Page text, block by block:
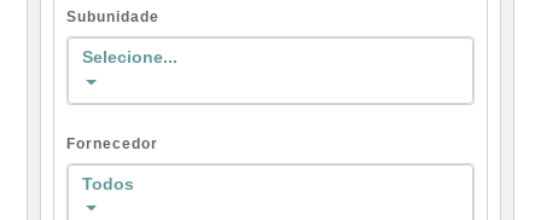
Subunidade
Selecione...
Fornecedor
Todos